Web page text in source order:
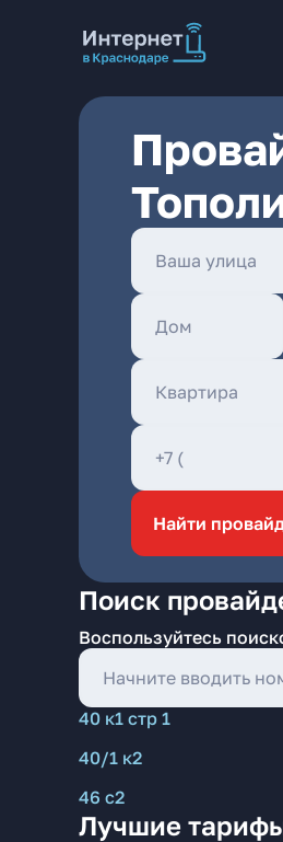
Найти
Поиск
Воспользуйтесь
40 к1 стр 1
40/1 к2
46 с2
Лучшие